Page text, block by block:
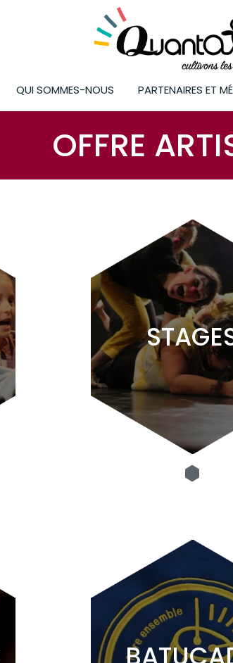
QUI SOMMES-NOUS PARTENAIRES ET
OFFRE